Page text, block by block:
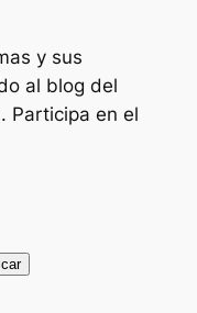
y sus
al blog del
Participa en el